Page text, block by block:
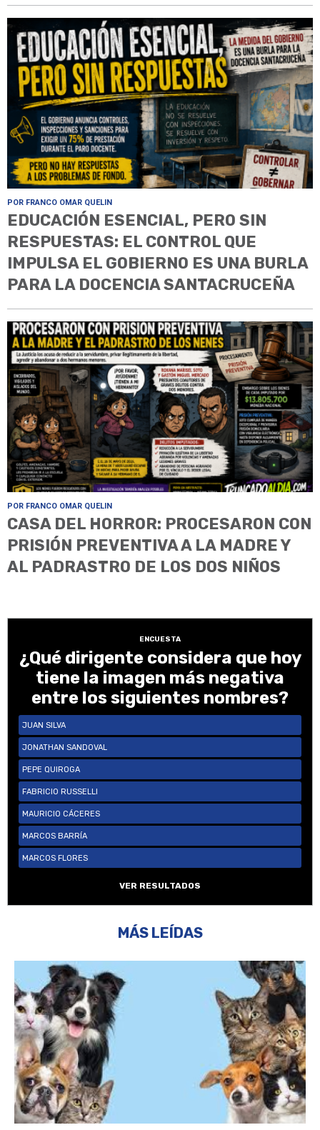
POR FRANCO OMAR QUELIN
EDUCACIÓN ESENCIAL, PERO SIN
RESPUESTAS: EL CONTROL QUE
IMPULSA EL GOBIERNO ES UNA BURLA
PARA LA DOCENCIA SANTACRUCEÑA
POR FRANCO OMAR QUELIN
CASA DEL HORROR: PROCESARON CON
PRISIÓN PREVENTIVA A LA MADRE Y
AL PADRASTRO DE LOS DOS NIÑOS
ENCUESTA
¿Qué dirigente considera que hoy
tiene la imagen más negativa
entre los siguientes nombres?
JUAN SILVA
JONATHAN SANDOVAL
PEPE QUIROGA
FABRICIO RUSSELLI
MAURICIO CÁCERES
MARCOS BARRÍA
MARCOS FLORES
VER RESULTADOS
MÁS LEÍDAS